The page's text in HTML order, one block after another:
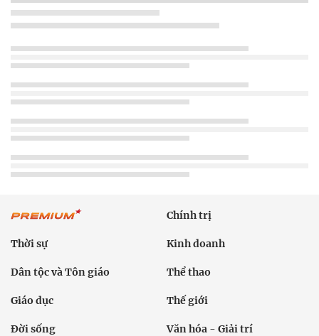
Chính trị
Thời sự Kinh doanh
Dân tộc và Tôn giáo Thể thao
Giáo dục Thế giới
Đời sống Văn hóa - Giải trí